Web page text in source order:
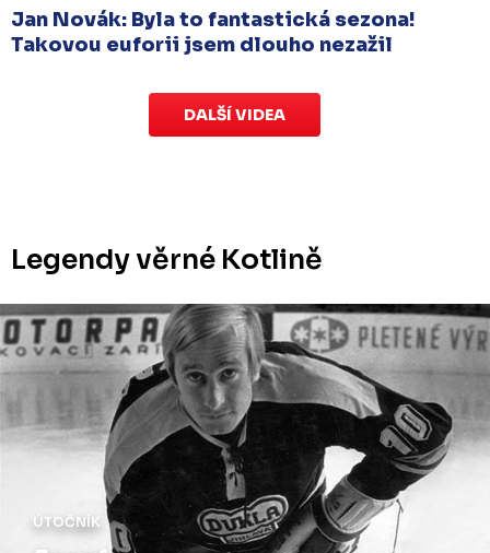
Jan Novák: Byla to fantastická sezona!
Takovou euforii jsem dlouho nezažil
DALŠÍ VIDEA
Legendy věrné Kotlině
ÚTOČNÍK